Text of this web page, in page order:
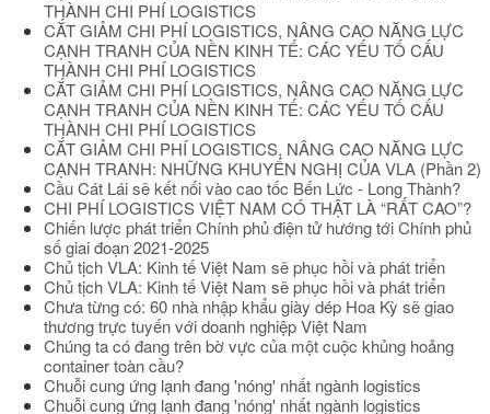
THÀNH CHI PHÍ LOGISTICS
CẮT GIẢM CHI PHÍ LOGISTICS, NÂNG CAO NĂNG LỰC
CẠNH TRANH CỦA NỀN KINH TẾ: CÁC YẾU TỐ CẤU
THÀNH CHI PHÍ LOGISTICS
CẮT GIẢM CHI PHÍ LOGISTICS, NÂNG CAO NĂNG LỰC
CẠNH TRANH CỦA NỀN KINH TẾ: CÁC YẾU TỐ CẤU
THÀNH CHI PHÍ LOGISTICS
CẮT GIẢM CHI PHÍ LOGISTICS, NÂNG CAO NĂNG LỰC
CẠNH TRANH: NHỮNG KHUYẾN NGHỊ CỦA VLA (Phần 2)
Cầu Cát Lái sẽ kết nối vào cao tốc Bến Lức - Long Thành?
CHI PHÍ LOGISTICS VIỆT NAM CÓ THẬT LÀ “RẤT CAO”?
Chiến lược phát triển Chính phủ điện tử hướng tới Chính phủ
số giai đoạn 2021-2025
Chủ tịch VLA: Kinh tế Việt Nam sẽ phục hồi và phát triển
Chủ tịch VLA: Kinh tế Việt Nam sẽ phục hồi và phát triển
Chưa từng có: 60 nhà nhập khẩu giày dép Hoa Kỳ sẽ giao
thương trực tuyến với doanh nghiệp Việt Nam
Chúng ta có đang trên bờ vực của một cuộc khủng hoảng
container toàn cầu?
Chuỗi cung ứng lạnh đang 'nóng' nhất ngành logistics
Chuỗi cung ứng lạnh đang 'nóng' nhất ngành logistics